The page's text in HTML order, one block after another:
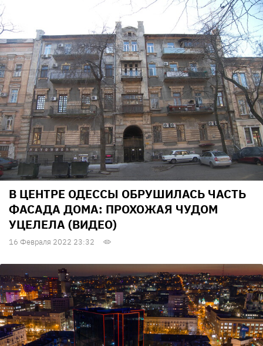
В ЦЕНТРЕ ОДЕССЫ ОБРУШИЛАСЬ ЧАСТЬ
ФАСАДА ДОМА: ПРОХОЖАЯ ЧУДОМ
УЦЕЛЕЛА (ВИДЕО)
16 Февраля 2022 23:32